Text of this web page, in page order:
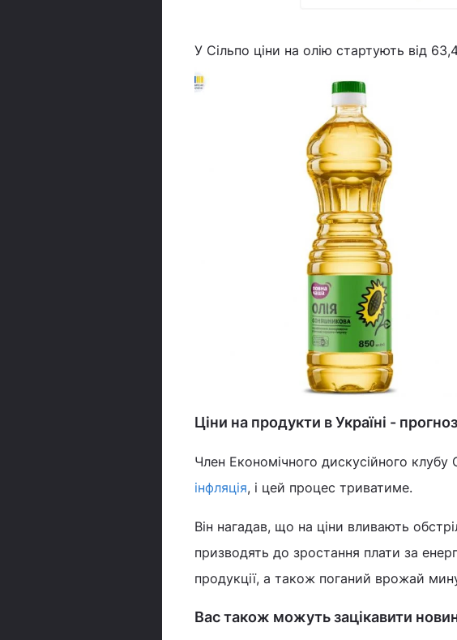
У Сільпо ціни на олію стартують від
Ціни на продукти в Україні -
Член Економічного дискусійного
інфляція, і цей процес триватиме.
Він нагадав, що на ціни вливають
призводять до зростання плати за
продукції, а також поганий врожай
Вас також можуть зацікавити